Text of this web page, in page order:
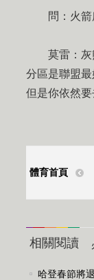
問：火箭所
莫雷：灰熊
分區是聯盟
但是你依然要
體育首頁
相關閱讀
哈登春節將